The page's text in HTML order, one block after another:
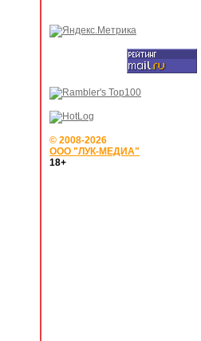
© 2008-2026
ООО "ЛУК-МЕДИА"
18+